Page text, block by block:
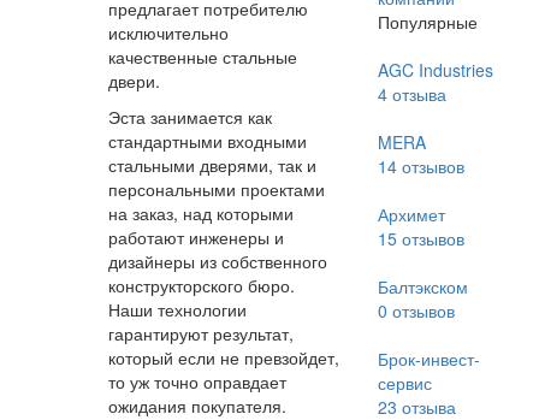
предлагает потребителю
исключительно
качественные стальные
двери.
Эста занимается как
стандартными входными
стальными дверями, так и
персональными проектами
на заказ, над которыми
работают инженеры и
дизайнеры из собственного
конструкторского бюро.
Наши технологии
гарантируют результат,
который если не превзойдет,
то уж точно оправдает
ожидания покупателя.
Популярные
AGC Industries
4отзыва
MERA
14отзывов
Архимет
15отзывов
Балтэкском
0 отзывов
Брок-инвест-
сервис
23 отзыва